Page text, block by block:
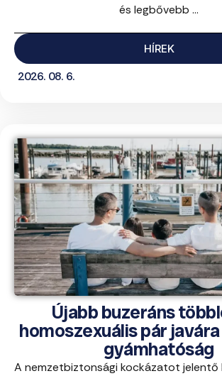
és legbővebb ...
HÍREK
2026. 08. 6.
Újabb buzeráns
homoszexuális pár
gyámhatóság
A nemzetbiztonsági kockázatot jelentő